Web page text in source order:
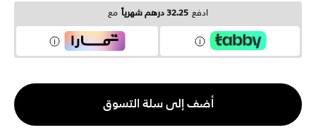
ادفع 32.25 درهم شهرياً مع
الكمية
1
أضف إلى سلة التسوق